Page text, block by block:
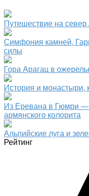
Путешествие на
Симфония камней,
силы
Гора Арагац в
История и монастыри,
Из Еревана в Гюмри —
армянского колорита
Альпийские луга и
Рейтинг